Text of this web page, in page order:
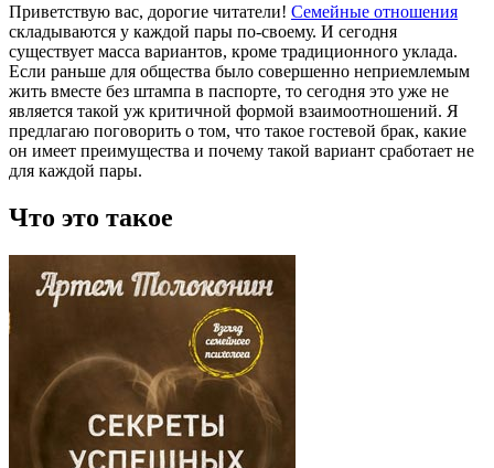
Приветствую вас, дорогие читатели! Семейные отношения
складываются у каждой пары по-своему. И сегодня
существует масса вариантов, кроме традиционного уклада.
Если раньше для общества было совершенно неприемлемым
жить вместе без штампа в паспорте, то сегодня это уже не
является такой уж критичной формой взаимоотношений. Я
предлагаю поговорить о том, что такое гостевой брак, какие
он имеет преимущества и почему такой вариант сработает не
для каждой пары.
Что это такое